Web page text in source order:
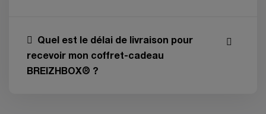
Quel est le délai de livraison pour
recevoir mon coffret-cadeau
BREIZHBOX® ?